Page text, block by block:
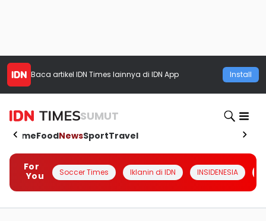
Baca artikel IDN Times lainnya di IDN App Install
SUMUT
HomeFoodNewsSportTravel
For
You
Soccer Times Iklanin di IDN INSIDENESIA